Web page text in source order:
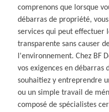
comprenons que lorsque
débarras de propriété,
services qui peut effectuer
transparente sans causer
l'environnement. Chez BF
vos exigences en débarras
souhaitiez y entreprendre
ou un simple travail de
composé de spécialistes